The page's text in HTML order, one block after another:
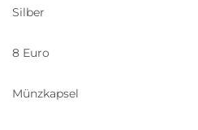
Silber
8 Euro
Münzkapsel